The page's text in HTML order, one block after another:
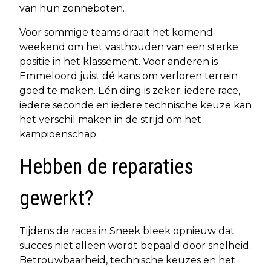
van hun zonneboten.
Voor sommige teams draait het komend
weekend om het vasthouden van een sterke
positie in het klassement. Voor anderen is
Emmeloord juist dé kans om verloren terrein
goed te maken. Eén ding is zeker: iedere race,
iedere seconde en iedere technische keuze kan
het verschil maken in de strijd om het
kampioenschap.
Hebben de reparaties
gewerkt?
Tijdens de races in Sneek bleek opnieuw dat
succes niet alleen wordt bepaald door snelheid.
Betrouwbaarheid, technische keuzes en het